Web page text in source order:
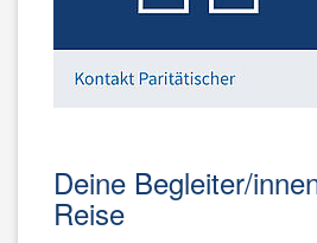
Deine Begleiter/
Reise